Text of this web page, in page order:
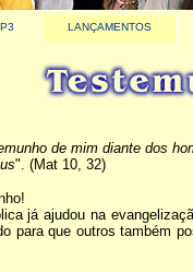
LANÇAMENTOS
de mim diante dos
". (Mat 10, 32)
já ajudou na
para que outros também